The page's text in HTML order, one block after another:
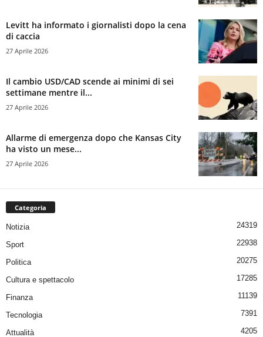
Levitt ha informato i giornalisti dopo la cena
di caccia
27 Aprile 2026
Il cambio USD/CAD scende ai minimi di sei
settimane mentre il...
27 Aprile 2026
Allarme di emergenza dopo che Kansas City
ha visto un mese...
27 Aprile 2026
Categoria
Notizia 24319
Sport 22938
Politica 20275
Cultura e spettacolo 17285
Finanza 11139
Tecnologia 7391
Attualità 4205